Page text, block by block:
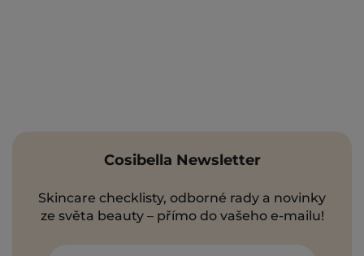
Cosibella Newsletter
Skincare checklisty, odborné rady a novinky
ze světa beauty – přímo do vašeho e-mailu!